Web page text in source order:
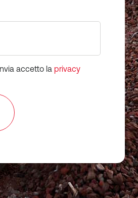
accetto la privacy